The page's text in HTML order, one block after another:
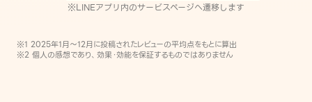
※LINEアプリ内のサービスページへ遷移します
※1 2025年1月〜12月に投稿されたレビューの平均点をもとに算出
※2 個人の感想であり、効果・効能を保証するものではありません